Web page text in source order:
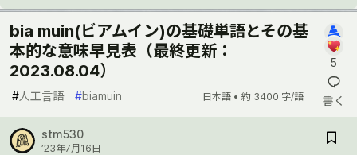
bia muin(ビアムイン)の基礎単語とその基
本的な意味早見表（最終更新：
2023.08.04）
#人工言語 #biamuin 日本語 • 約 3400 字/語
5
書く
stm530
’23年7月16日